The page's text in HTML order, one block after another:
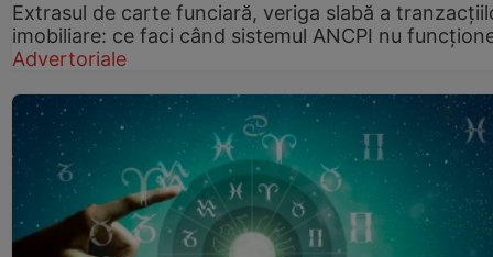
Extrasul de carte funciară, veriga slabă a
imobiliare: ce faci când sistemul ANCPI nu
Advertoriale